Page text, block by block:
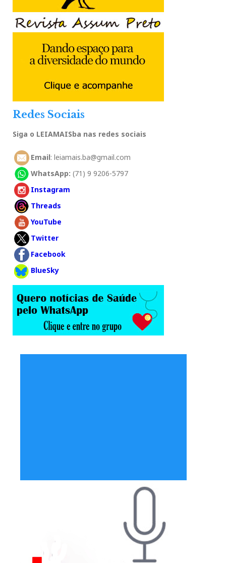
Redes Sociais
Siga o LEIAMAISba nas redes sociais
Email: leiamais.ba@gmail.com
WhatsApp: (71) 9 9206-5797
Instagram
Threads
YouTube
Twitter
Facebook
BlueSky